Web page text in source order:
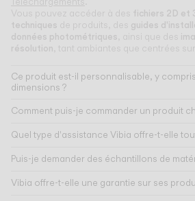
Vous pouvez accéder à des fichiers 2D et
techniques de produits, des guides
données photométriques , ainsi que des
résolution , tant ambiantes que centrées
Ce produit est-il personnalisable, y
dimensions ?
Comment puis-je commander un produit
Quel type d'assistance Vibia offre-t-elle
Puis-je demander des échantillons de
Vibia offre-t-elle une garantie sur ses